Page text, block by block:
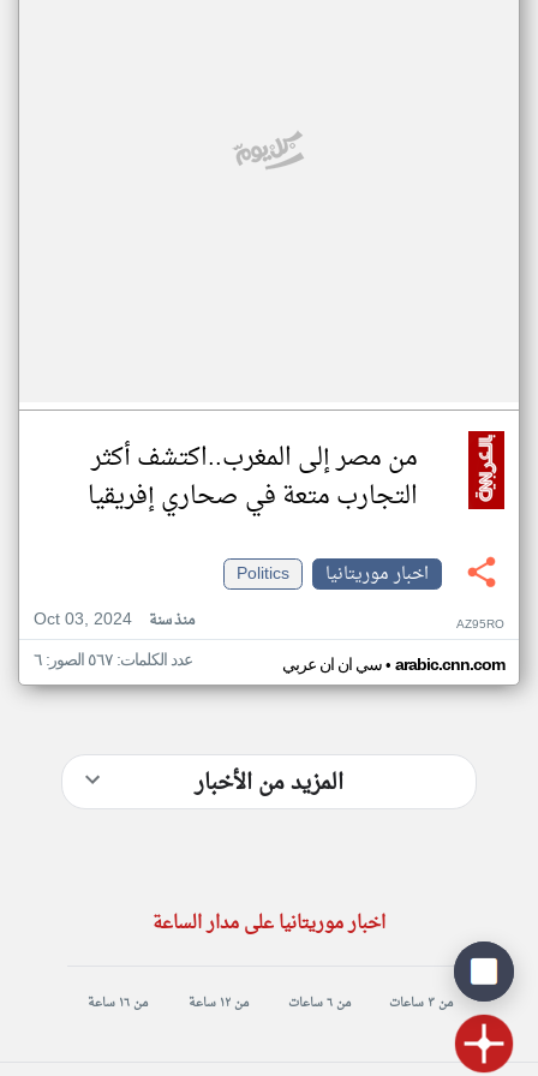
من مصر إلى المغرب..اكتشف أكثر
التجارب متعة في صحاري إفريقيا
اخبار موريتانيا
Politics
Oct 03, 2024
منذ سنة AZ95RO
سي ان ان عربي• arabic.cnn.com عدد الكلمات: ٥٦٧ الصور: ٦
المزيد من الأخبار
اخبار موريتانيا على مدار الساعة
من ٣ ساعات من ٦ ساعات من ١٢ ساعة من ١٦ ساعة